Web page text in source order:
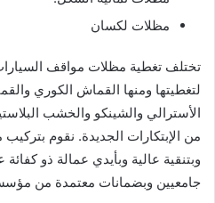
مظلات لكسان
تختلف تغطية مظلات مواقف
لتغطيتها ومنها القماش الكوري
الأسترالي والشينكو والخشب
من الإبتكارات الجديدة. نقوم
وبتنقية عالية وبأيدي عمالة ذو
جامعيين وبضمانات معتمدة من